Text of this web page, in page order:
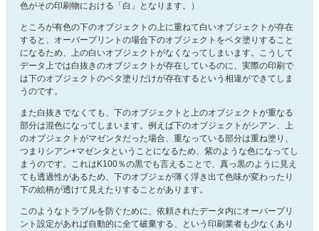
色がその印刷物における「白」となります。）
ところが有色の下のオブジェクトの上に重ねて白いオブジェクトが存在
すると、オーバープリントの場合下のオブジェクトをベタ塗りすること
になるため、上の白いオブジェクトがなくなってしまいます。こうして
データ上では白抜きのオブジェクトが存在しているのに、実際の印刷で
は下のオブジェクトのベタ塗りだけが存在するという相違ができてしま
うのです。
また白抜きでなくても、下のオブジェクトと上のオブジェクトが重なる
部分は混色になってしまいます。例えば下のオブジェクトがシアン、上
のオブジェクトがマゼンタだった場合、重なっている部分は重ね塗り、
つまりシアン+マゼンタということになるため、紫のような色になってし
まうのです。これはK100％の黒でも言えることで、真っ黒のように見え
ても透過性があるため、下のオブジェが薄く浮き出て色味が変わったり
下の絵柄が透けて見えたりすることがあります。
このようなトラブルを防ぐために、依頼されたデータ内にオーバープリ
ント設定があれば自動的に全て破棄する、という印刷業者も少なくあり